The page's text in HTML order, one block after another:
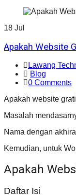
18 Jul
Apakah Website
Lawang
Blog
0 Comments
Apakah website
Masalah
Nama dengan
Kemudian, untuk
Apakah
Daftar Isi